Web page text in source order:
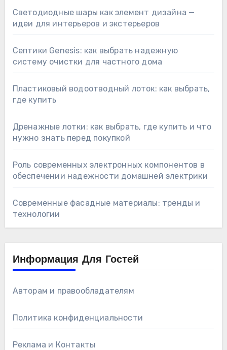
Светодиодные шары как элемент дизайна —
идеи для интерьеров и экстерьеров
Септики Genesis: как выбрать надежную
систему очистки для частного дома
Пластиковый водоотводный лоток: как выбрать,
где купить
Дренажные лотки: как выбрать, где купить и что
нужно знать перед покупкой
Роль современных электронных компонентов в
обеспечении надежности домашней электрики
Современные фасадные материалы: тренды и
технологии
Информация Для Гостей
Авторам и правообладателям
Политика конфиденциальности
Реклама и Контакты